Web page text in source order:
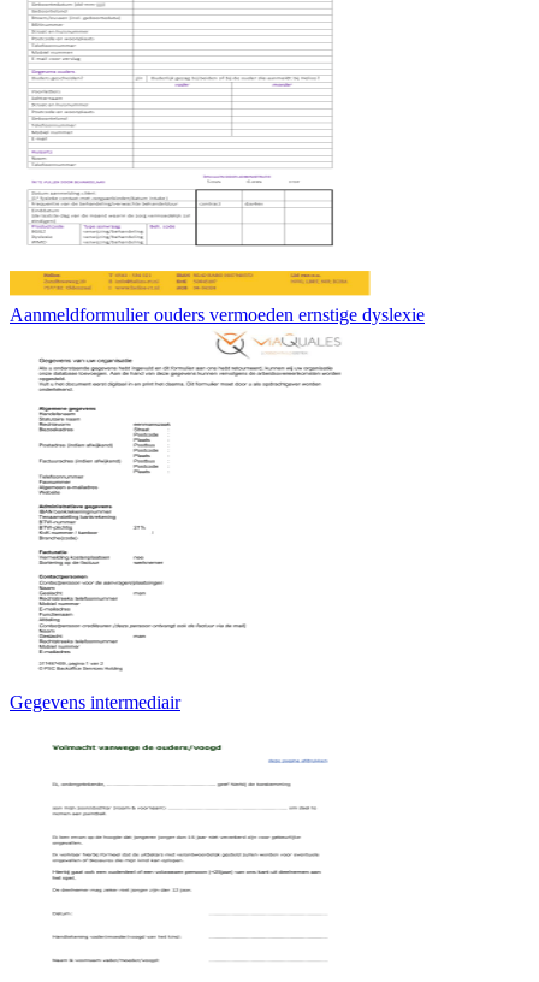
Aanmeldformulier ouders vermoeden ernstige dyslexie
Gegevens intermediair